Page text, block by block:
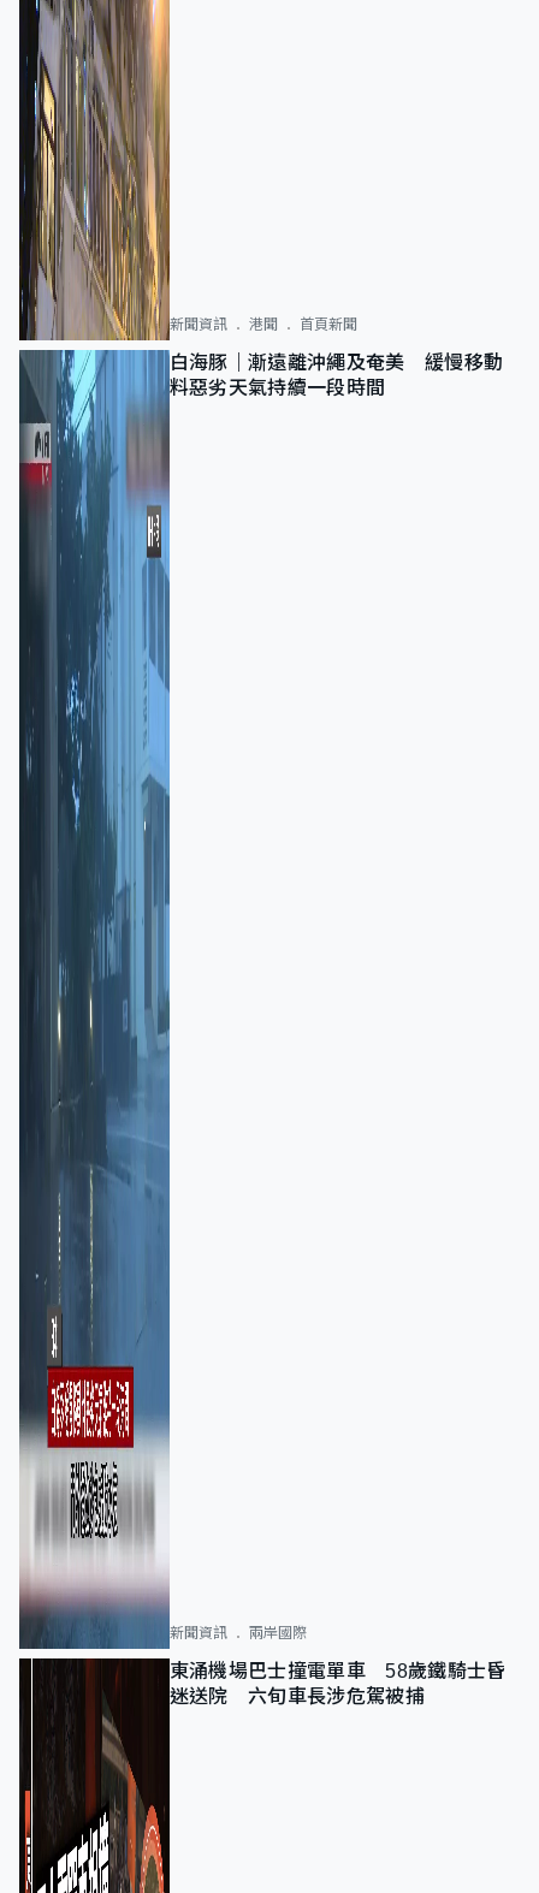
新聞資訊 港聞 首頁新聞
白海豚｜漸遠離沖繩及奄美 緩慢移動
料惡劣天氣持續一段時間
新聞資訊 兩岸國際
東涌機場巴士撞電單車 58歲鐵騎士昏
迷送院 六旬車長涉危駕被捕